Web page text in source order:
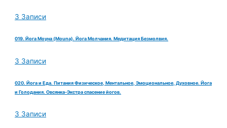
3 Записи
019. Йога Моуна (Mouna). Йога Молчания. Медитация Безмолвия.
3 Записи
020. Йога и Еда. Питания Физическое, Ментальное, Эмоциональное, Духовное. Йога
и Голодания. Овсянка-Экстра спасение йогов.
3 Записи